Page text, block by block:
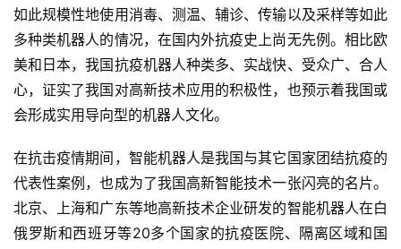
首
页
业
人
工
智
能
如此规模性地使用消毒、测温、辅诊、传输以及采样等如此
多种类机器人的情况，在国内外抗疫史上尚无先例。相比欧
美和日本，我国抗疫机器人种类多、实战快、受众广、合人
心，证实了我国对高新技术应用的积极性，也预示着我国或
会形成实用导向型的机器人文化。
在抗击疫情期间，智能机器人是我国与其它国家团结抗疫的
代表性案例，也成为了我国高新智能技术一张闪亮的名片。
北京、上海和广东等地高新技术企业研发的智能机器人在白
俄罗斯和西班牙等20多个国家的抗疫医院、隔离区域和国